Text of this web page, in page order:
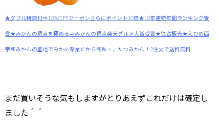
★ダブル特典付⇒10%OFFクーポンさらにポイント10倍★10年連続年間ランキング受
賞★みかんの頂点を極める⇒みかんの頂点楽天グルメ大賞受賞★独占販売★えひめ西
宇和みかんの聖地でみかん専業だから冬味・こたつみかん！2注文で送料無料
まだ買いそうな気もしますがとりあえずこれだけは確定し
ました＾＾